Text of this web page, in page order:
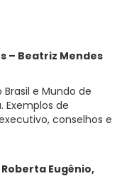
– Beatriz Mendes
e Mundo de
de
conselhos e
Eugênio,